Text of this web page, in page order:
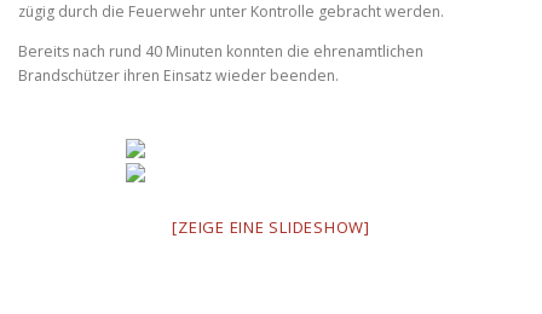
zügig durch die Feuerwehr unter Kontrolle gebracht werden.
Bereits nach rund 40 Minuten konnten die ehrenamtlichen
Brandschützer ihren Einsatz wieder beenden.
[ZEIGE EINE SLIDESHOW]